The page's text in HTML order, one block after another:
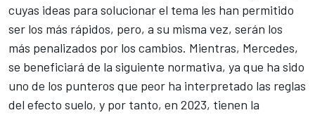
cuyas ideas para solucionar el tema les han permitido
ser los más rápidos, pero, a su misma vez, serán los
más penalizados por los cambios. Mientras, Mercedes,
se beneficiará de la siguiente normativa, ya que ha sido
uno de los punteros que peor ha interpretado las reglas
del efecto suelo, y por tanto, en 2023, tienen la